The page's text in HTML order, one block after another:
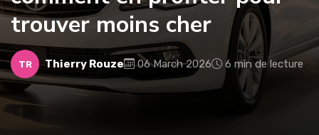
trouver moins cher
TR Thierry Rouze 06 March 2026 6 min de lecture